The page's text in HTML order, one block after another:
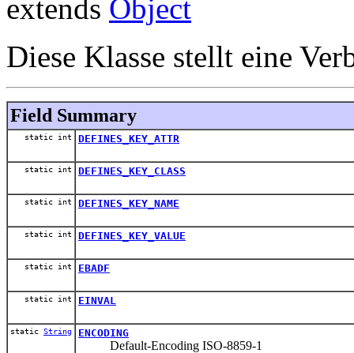
extends Object
Diese Klasse stellt eine
Field Summary
static int DEFINES_KEY_ATTR
static int DEFINES_KEY_CLASS
static int DEFINES_KEY_NAME
static int DEFINES_KEY_VALUE
static int EBADF
static int EINVAL
static String ENCODING
Default-Encoding ISO-8859-1